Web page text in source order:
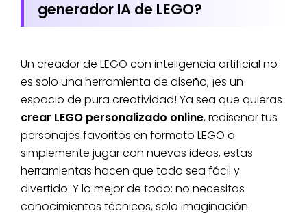
generador IA de LEGO?
Un creador de LEGO con inteligencia artificial no
es solo una herramienta de diseño, ¡es un
espacio de pura creatividad! Ya sea que quieras
crear LEGO personalizado online, rediseñar tus
personajes favoritos en formato LEGO o
simplemente jugar con nuevas ideas, estas
herramientas hacen que todo sea fácil y
divertido. Y lo mejor de todo: no necesitas
conocimientos técnicos, solo imaginación.